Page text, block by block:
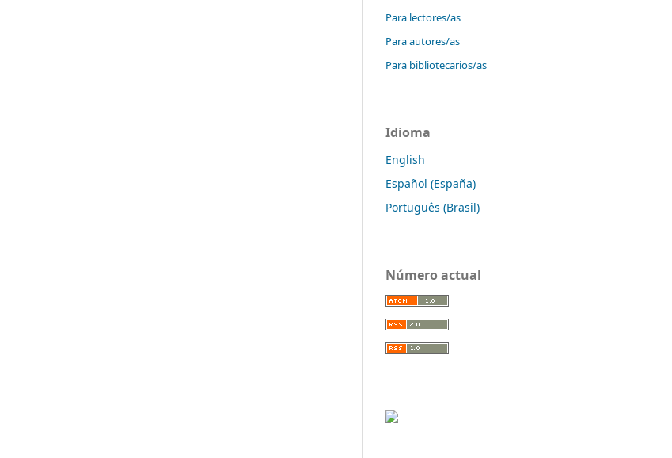
Para lectores/as
Para autores/as
Para bibliotecarios/as
Idioma
English
Español (España)
Português (Brasil)
Número actual